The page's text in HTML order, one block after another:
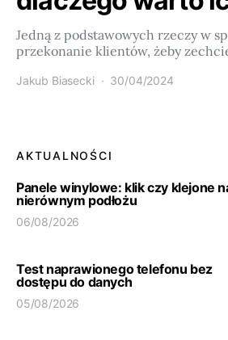
Jedną z podstawowych rzeczy w
przekonanie klientów, żeby
Jakub Biasecki 30/04/2024
AKTUALNOŚCI
Panele winylowe: klik czy klejone
nierównym podłożu
06/08/2026
Test naprawionego telefonu bez
dostępu do danych
05/08/2026